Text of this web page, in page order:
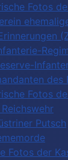
Fotos
des
Fotos
Putsch
Fotos der